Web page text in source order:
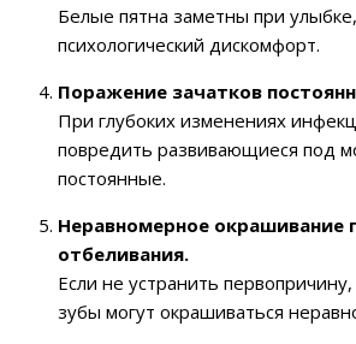
Белые пятна заметны при
психологический дискомфорт.
Поражение зачатков
При глубоких изменениях
повредить развивающиеся под
постоянные.
Неравномерное окрашивание
отбеливания.
Если не устранить
зубы могут окрашиваться